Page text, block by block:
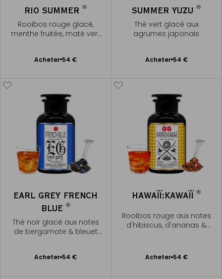
RIO SUMMER®
Rooibos rouge glacé,
menthe fruitée, maté vert
Acheter 54 €
Ajouter
SUMMER YUZU®
Thé vert glacé aux
agrumes japonais
Acheter 54 €
Ajouter
EARL GREY FRENCH
BLUE ®
Thé noir glacé aux notes
de bergamote & bleuet
Acheter 54 €
Ajouter
HAWAÏÏ:KAWAÏÏ®
Rooibos rouge aux notes
d'hibiscus, d'ananas &
Acheter 54 €
Ajouter